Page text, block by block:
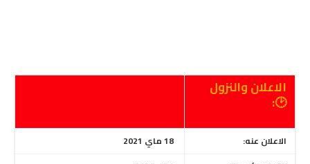
الاعلان والنزول
🕑:
الاعلان عنه:
18 ماي 2021